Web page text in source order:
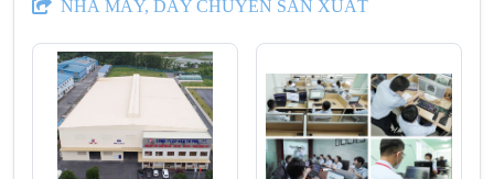
NHÀ MÁY, DÂY CHUYỀN SẢN XUẤT